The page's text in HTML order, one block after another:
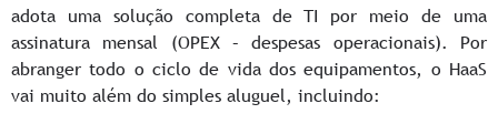
adota uma solução completa de TI por meio de uma
assinatura mensal (OPEX – despesas operacionais). Por
abranger todo o ciclo de vida dos equipamentos, o HaaS
vai muito além do simples aluguel, incluindo: